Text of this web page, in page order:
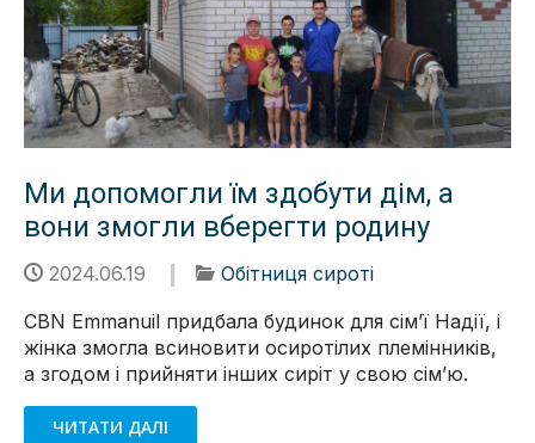
Ми допомогли їм здобути дім, а
вони змогли вберегти родину
2024.06.19
Обітниця сироті
CBN Emmanuil придбала будинок для сімʼї Надії, і
жінка змогла всиновити осиротілих племінників,
а згодом і прийняти інших сиріт у свою сімʼю.
ЧИТАТИ ДАЛІ